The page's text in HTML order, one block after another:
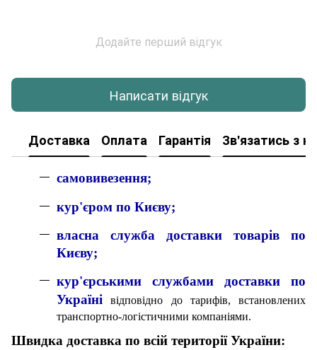
Додайте перший відгук
Написати відгук
Доставка Оплата Гарантія Зв'язатись з
самовивезення;
кур'єром по Києву;
власна служба доставки товарів по
Києву;
кур'єрськими службами доставки по
Україні
відповідно до тарифів, встановлених
транспортно-логістичними компаніями.
Швидка доставка по всій території України: